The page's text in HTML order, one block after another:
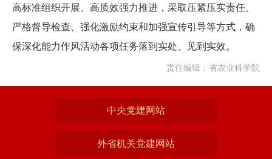
高标准组织开展、高质效强力推进，采取压紧压实责任、
严格督导检查、强化激励约束和加强宣传引导等方式，确
保深化能力作风活动各项任务落到实处、见到实效。
责任编辑：省农业科学院
中央党建网站
外省机关党建网站